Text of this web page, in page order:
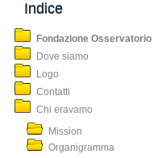
Indice
Fondazione Osservatorio
Dove siamo
Logo
Contatti
Chi eravamo
Mission
Organigramma